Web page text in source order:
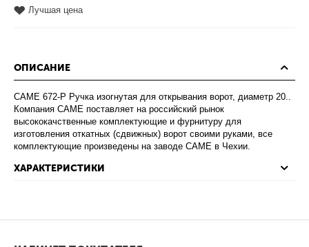
Лучшая цена
ОПИСАНИЕ
CAME 672-P Ручка изогнутая для открывания ворот, диаметр 20..
Компания CAME поставляет на российский рынок
высококачственные комплектующие и фурнитуру для
изготовления откатных (сдвижных) ворот своими руками, все
комплектующие произведены на заводе CAME в Чехии.
ХАРАКТЕРИСТИКИ